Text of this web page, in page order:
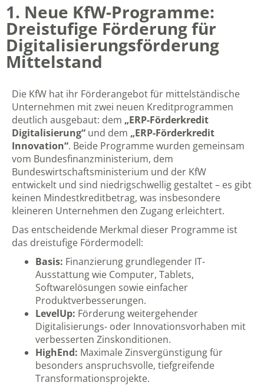
1. Neue KfW-Programme:
Dreistufige Förderung für
Digitalisierungsförderung
Mittelstand
Die KfW hat ihr Förderangebot für mittelständische
Unternehmen mit zwei neuen Kreditprogrammen
deutlich ausgebaut: dem „ERP-Förderkredit
Digitalisierung“ und dem „ERP-Förderkredit
Innovation“. Beide Programme wurden gemeinsam
vom Bundesfinanzministerium, dem
Bundeswirtschaftsministerium und der KfW
entwickelt und sind niedrigschwellig gestaltet – es gibt
keinen Mindestkreditbetrag, was insbesondere
kleineren Unternehmen den Zugang erleichtert.
Das entscheidende Merkmal dieser Programme ist
das dreistufige Fördermodell:
Basis: Finanzierung grundlegender IT-
Ausstattung wie Computer, Tablets,
Softwarelösungen sowie einfacher
Produktverbesserungen.
LevelUp: Förderung weitergehender
Digitalisierungs- oder Innovationsvorhaben mit
verbesserten Zinskonditionen.
HighEnd: Maximale Zinsvergünstigung für
besonders anspruchsvolle, tiefgreifende
Transformationsprojekte.